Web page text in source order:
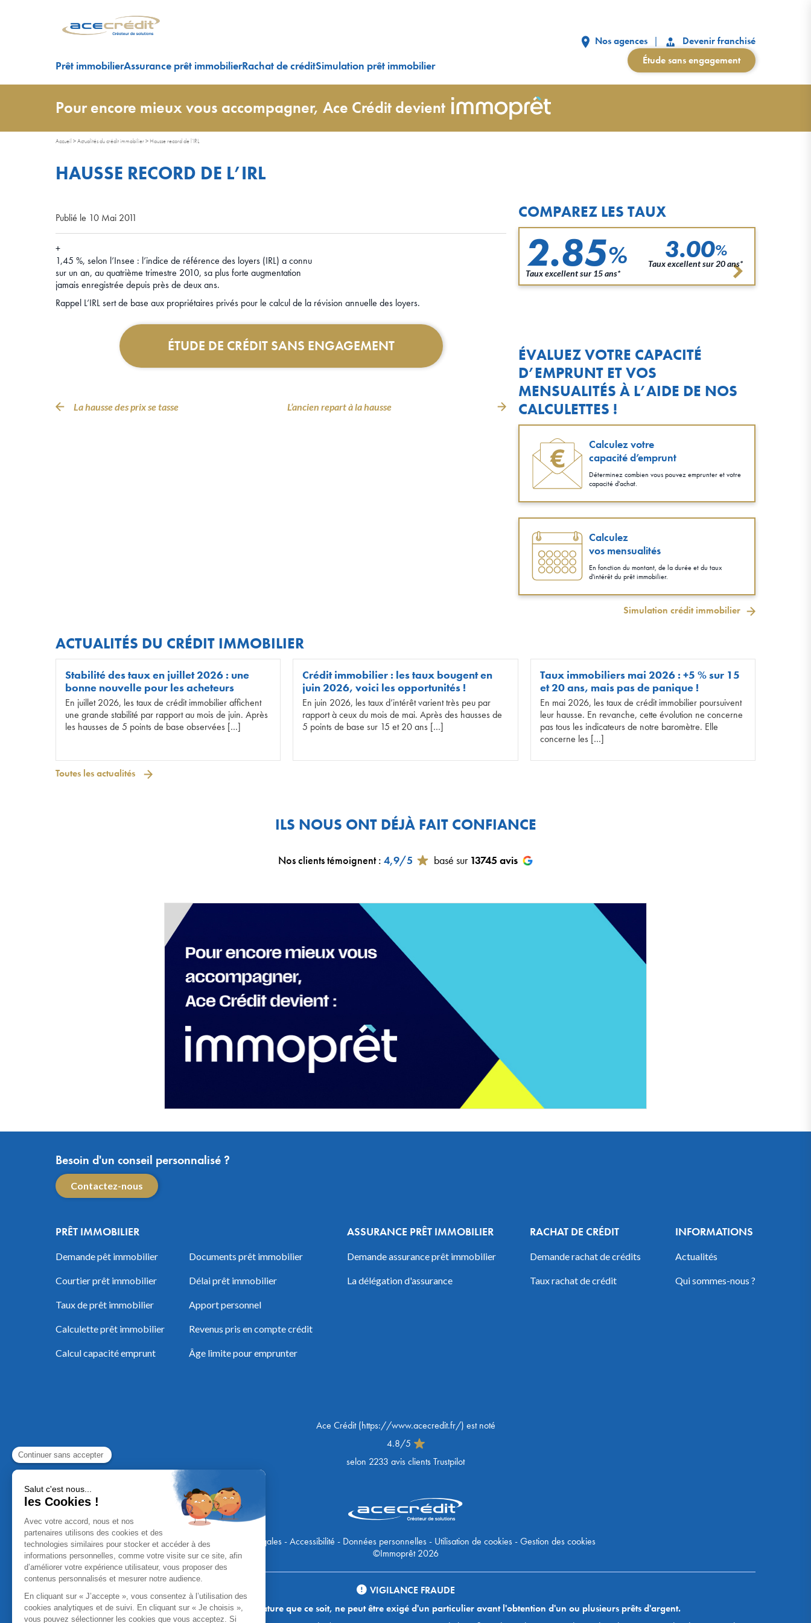
Prêt immobilierAssurance prêt immobilierRachat de créditSimulation prêt immobilier
Nos agences
Devenir franchisé
Étude sans engagement
Pour encore mieux vous accompagner, Ace Crédit devient
Accueil >Actualités du crédit immobilier> Hausse record de l’IRL
HAUSSE RECORD DE L’IRL
Publié le 10 Mai 2011
+
1,45 %, selon l’Insee : l’indice de référence des loyers (IRL) a connu
sur un an, au quatrième trimestre 2010, sa plus forte augmentation
jamais enregistrée depuis près de deux ans.
Rappel L’IRL sert de base aux propriétaires privés pour le calcul de la révision annuelle des loyers.
ÉTUDE DE CRÉDIT SANS ENGAGEMENT
La hausse des prix se tasse L’ancien repart à la hausse
COMPAREZ LES TAUX
2.85%
Taux excellent sur 15 ans*
3.00%
Taux excellent sur 20 ans*
ÉVALUEZ VOTRE CAPACITÉ
D’EMPRUNT ET VOS
MENSUALITÉS À L’AIDE DE NOS
CALCULETTES !
Calculez votre
capacité d’emprunt
Déterminez combien vous pouvez emprunter et votre
capacité d'achat.
Calculez
vos mensualités
En fonction du montant, de la durée et du taux
d'intérêt du prêt immobilier.
Simulation crédit immobilier
ACTUALITÉS DU CRÉDIT IMMOBILIER
Stabilité des taux en juillet 2026 : une
bonne nouvelle pour les acheteurs
En juillet 2026, les taux de crédit immobilier affichent
une grande stabilité par rapport au mois de juin. Après
les hausses de 5 points de base observées […]
Crédit immobilier : les taux bougent en
juin 2026, voici les opportunités !
En juin 2026, les taux d’intérêt varient très peu par
rapport à ceux du mois de mai. Après des hausses de
5 points de base sur 15 et 20 ans […]
Taux immobiliers mai 2026 : +5 % sur 15
et 20 ans, mais pas de panique !
En mai 2026, les taux de crédit immobilier poursuivent
leur hausse. En revanche, cette évolution ne concerne
pas tous les indicateurs de notre baromètre. Elle
concerne les […]
Toutes les actualités
ILS NOUS ONT DÉJÀ FAIT CONFIANCE
Nos clients témoignent: 4,9/5 basé sur 13745 avis
Besoin d'un conseil personnalisé ?
Contactez-nous
PRÊT IMMOBILIER
Demande pêt immobilier
Courtier prêt immobilier
Taux de prêt immobilier
Calculette prêt immobilier
Calcul capacité emprunt
Documents prêt immobilier
Délai prêt immobilier
Apport personnel
Revenus pris en compte crédit
Âge limite pour emprunter
ASSURANCE PRÊT IMMOBILIER
Demande assurance prêt immobilier
La délégation d'assurance
RACHAT DE CRÉDIT
Demande rachat de crédits
Taux rachat de crédit
INFORMATIONS
Actualités
Qui sommes-nous ?
Ace Crédit(https://www.acecredit.fr/) est noté
4.8/5
selon 2233 avis clients Trustpilot
Mentions Légales-Accessibilité - Données personnelles- Utilisation de cookies-Gestion des cookies
©Immoprêt 2026
VIGILANCE FRAUDE
Aucun versement, de quelque nature que ce soit, ne peut être exigé d'un particulier avant l'obtention d'un ou plusieurs prêts d'argent.